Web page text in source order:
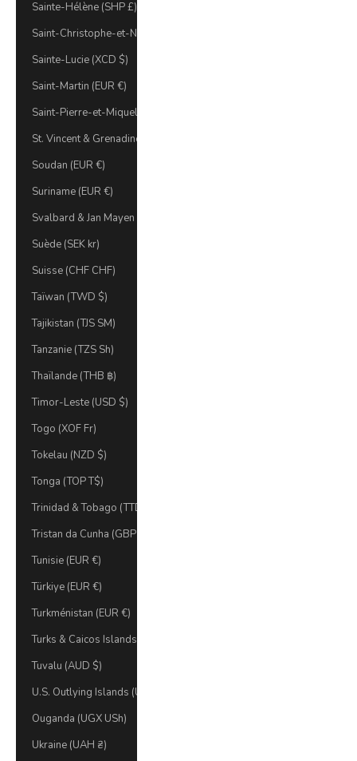
Sainte-Hélène (SHP £)
Saint-Christophe-et-Niévès (XCD $)
Sainte-Lucie (XCD $)
Saint-Martin (EUR €)
Saint-Pierre-et-Miquelon (EUR €)
St. Vincent & Grenadines (XCD $)
Soudan (EUR €)
Suriname (EUR €)
Svalbard & Jan Mayen (EUR €)
Suède (SEK kr)
Suisse (CHF CHF)
Taïwan (TWD $)
Tajikistan (TJS ЅМ)
Tanzanie (TZS Sh)
Thaïlande (THB ฿)
Timor-Leste (USD $)
Togo (XOF Fr)
Tokelau (NZD $)
Tonga (TOP T$)
Trinidad & Tobago (TTD $)
Tristan da Cunha (GBP £)
Tunisie (EUR €)
Türkiye (EUR €)
Turkménistan (EUR €)
Turks & Caicos Islands (USD $)
Tuvalu (AUD $)
U.S. Outlying Islands (USD $)
Ouganda (UGX USh)
Ukraine (UAH ₴)